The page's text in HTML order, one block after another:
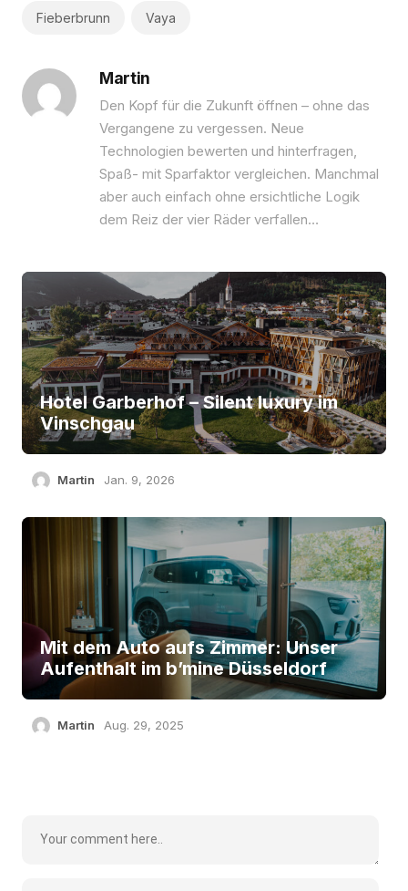
Fieberbrunn Vaya
Martin
Den Kopf für die Zukunft öffnen – ohne das
Vergangene zu vergessen. Neue
Technologien bewerten und hinterfragen,
Spaß- mit Sparfaktor vergleichen. Manchmal
aber auch einfach ohne ersichtliche Logik
dem Reiz der vier Räder verfallen…
Hotel Garberhof – Silent luxury im
Vinschgau
Martin Jan. 9, 2026
Mit dem Auto aufs Zimmer: Unser
Aufenthalt im b’mine Düsseldorf
Martin Aug. 29, 2025